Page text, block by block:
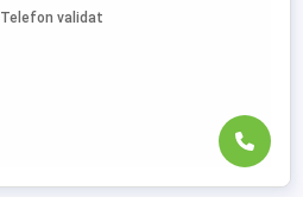
Telefon validat